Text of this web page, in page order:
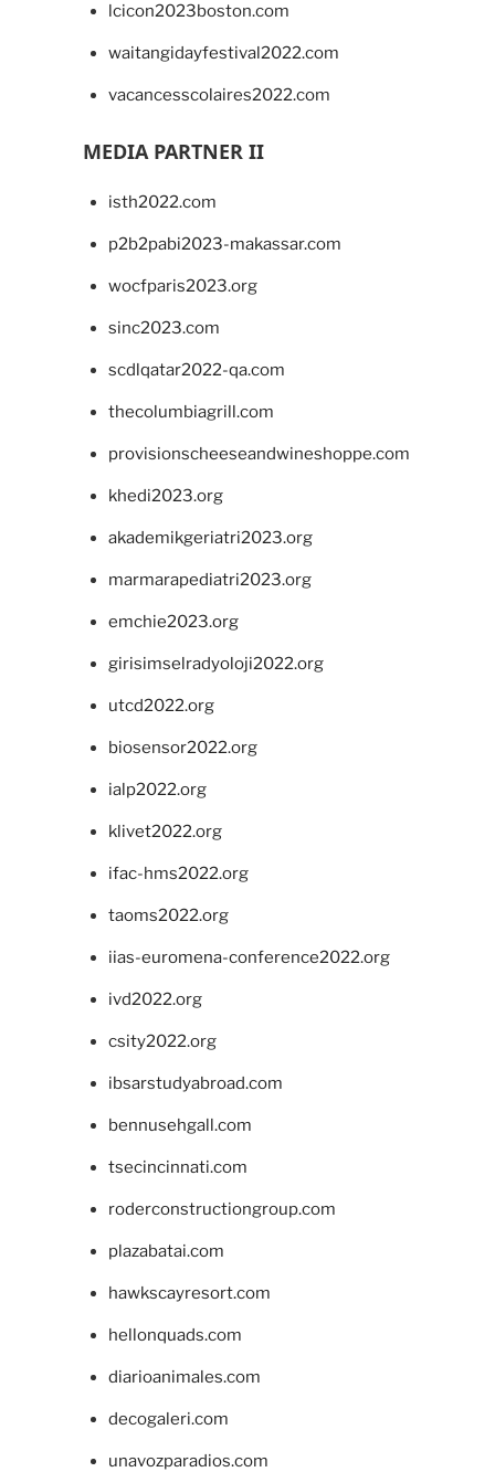
lcicon2023boston.com
waitangidayfestival2022.com
vacancesscolaires2022.com
MEDIA PARTNER II
isth2022.com
p2b2pabi2023-makassar.com
wocfparis2023.org
sinc2023.com
scdlqatar2022-qa.com
thecolumbiagrill.com
provisionscheeseandwineshoppe.com
khedi2023.org
akademikgeriatri2023.org
marmarapediatri2023.org
emchie2023.org
girisimselradyoloji2022.org
utcd2022.org
biosensor2022.org
ialp2022.org
klivet2022.org
ifac-hms2022.org
taoms2022.org
iias-euromena-conference2022.org
ivd2022.org
csity2022.org
ibsarstudyabroad.com
bennusehgall.com
tsecincinnati.com
roderconstructiongroup.com
plazabatai.com
hawkscayresort.com
hellonquads.com
diarioanimales.com
decogaleri.com
unavozparadios.com